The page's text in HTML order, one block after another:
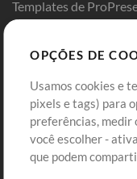
Templates de
Comprar Créditos
Conteúdo Grátis
Solicite uma Música
OPÇÕES DE
Usamos cookies e
pixels e tags) para
preferências, medir
você escolher -
que podem